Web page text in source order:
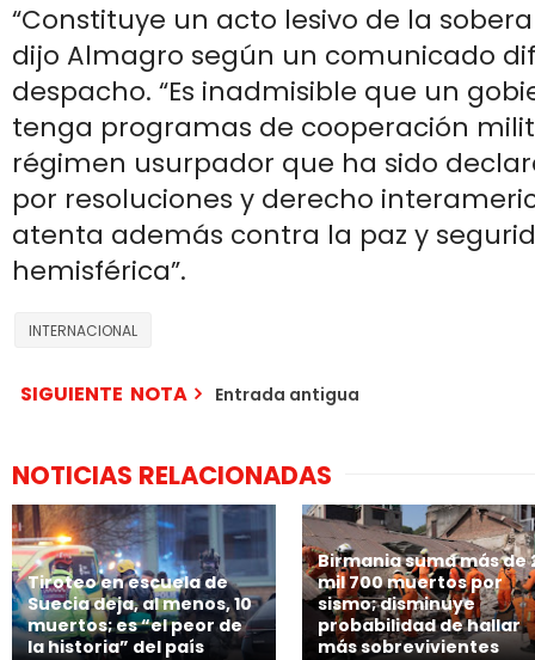
“Constituye un acto lesivo de la
dijo Almagro según un comunicado
despacho. “Es inadmisible que un
tenga programas de cooperación
régimen usurpador que ha sido
por resoluciones y derecho
atenta además contra la paz y
hemisférica”.
INTERNACIONAL
SIGUIENTE NOTA Entrada antigua
NOTICIAS RELACIONADAS
Tiroteo en escuela de
Suecia deja, al menos, 10
muertos; es “el peor de
la historia” del país
Birmania suma más de
mil 700 muertos por
sismo; disminuye
probabilidad de hallar
más sobrevivientes